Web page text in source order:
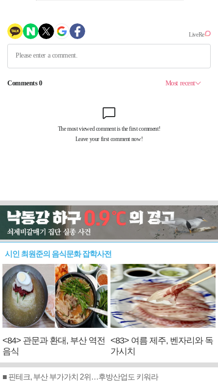
시인 최원준의 음식문화 잡학사전
<84> 관문과 환대, 부산 역전
음식
<83> 여름 제주, 벤자리와 독
가시치
■ 핀테크, 부산 부가가치 2위…후방산업도 키워라